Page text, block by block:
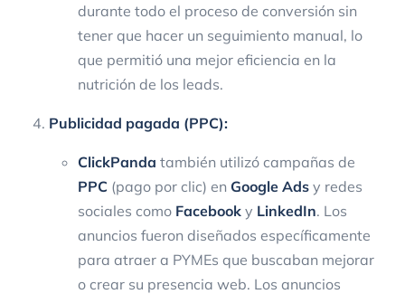
durante todo el proceso de conversión sin
tener que hacer un seguimiento manual, lo
que permitió una mejor eficiencia en la
nutrición de los leads.
Publicidad pagada (PPC):
ClickPanda también utilizó campañas de
PPC (pago por clic) en Google Ads y redes
sociales como Facebook y LinkedIn. Los
anuncios fueron diseñados específicamente
para atraer a PYMEs que buscaban mejorar
o crear su presencia web. Los anuncios